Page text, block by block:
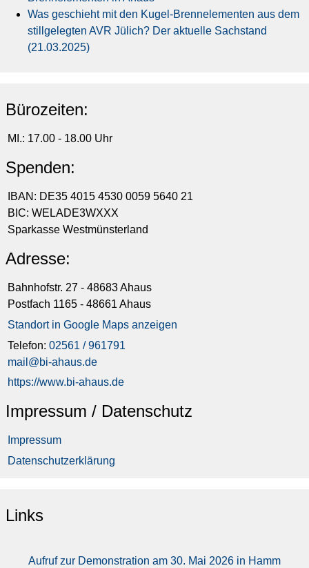
Was geschieht mit den Kugel-Brennelementen aus dem
stillgelegten AVR Jülich? Der aktuelle Sachstand
(21.03.2025)
Bürozeiten:
MI.: 17.00 - 18.00 Uhr
Spenden:
IBAN: DE35 4015 4530 0059 5640 21
BIC: WELADE3WXXX
Sparkasse Westmünsterland
Adresse:
Bahnhofstr. 27 - 48683 Ahaus
Postfach 1165 - 48661 Ahaus
Standort in Google Maps anzeigen
Telefon:02561 / 961791
mail@bi-ahaus.de
https://www.bi-ahaus.de
Impressum / Datenschutz
Impressum
Datenschutzerklärung
Links
Aufruf zur Demonstration am 30. Mai 2026 in Hamm